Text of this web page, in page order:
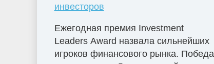
инвесторов
Ежегодная премия Investment
Leaders Award назвала сильнейших
игроков финансового рынка. Победа